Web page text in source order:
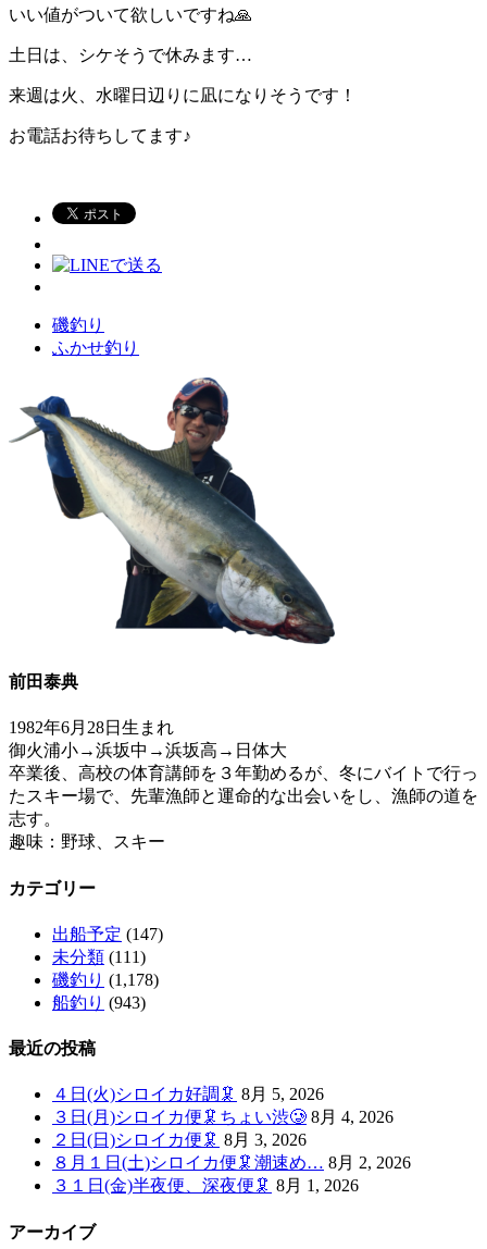
いい値がついて欲しいですね🙏
土日は、シケそうで休みます…
来週は火、水曜日辺りに凪になりそうです！
お電話お待ちしてます♪
磯釣り
ふかせ釣り
前田泰典
1982年6月28日生まれ
御火浦小→浜坂中→浜坂高→日体大
卒業後、高校の体育講師を３年勤めるが、冬にバイトで行っ
たスキー場で、先輩漁師と運命的な出会いをし、漁師の道を
志す。
趣味：野球、スキー
カテゴリー
出船予定 (147)
未分類 (111)
磯釣り (1,178)
船釣り (943)
最近の投稿
４日(火)シロイカ好調🦑 8月 5, 2026
３日(月)シロイカ便🦑ちょい渋🥲 8月 4, 2026
２日(日)シロイカ便🦑 8月 3, 2026
８月１日(土)シロイカ便🦑潮速め… 8月 2, 2026
３１日(金)半夜便、深夜便🦑 8月 1, 2026
アーカイブ